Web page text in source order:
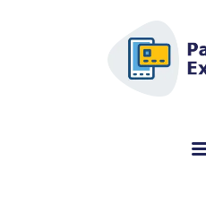
AFSCM.ORG -
Bent u op zoek naar informatie
gespecialiseerde portal helpt u